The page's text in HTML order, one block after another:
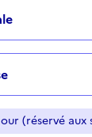
(réservé aux